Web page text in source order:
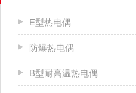
E型热电偶
防爆热电偶
B型耐高温热电偶